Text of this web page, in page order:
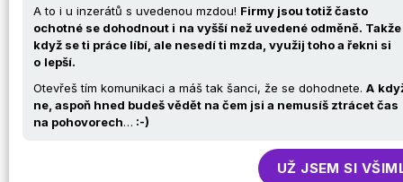
IT PROJEKTOVÝ
MANAŽER -
MODŘICE
ROZŠIŘUJEME NÁŠ IT TEAM O NOVÉ
A to i u inzerátů s uvedenou mzdou! Firmy jsou totiž často
ochotné se dohodnout i na vyšší než uvedené odměně. Takže
když se ti práce líbí, ale nesedí ti mzda, využij toho a řekni si
o lepší.
Otevřeš tím komunikaci a máš tak šanci, že se dohodnete. A
ne, aspoň hned budeš vědět na čem jsi a nemusíš ztrácet čas
na pohovorech… :-)
UŽ JSEM SI